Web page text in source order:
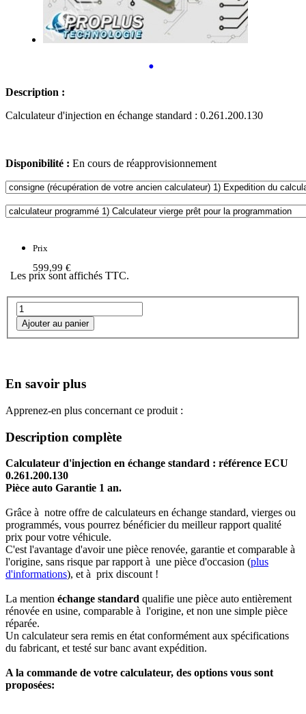
•
Description :
Calculateur d'injection en échange standard : 0.261.200.130
Disponibilité : En cours de réapprovisionnement
Prix
599,99 €
Les prix sont affichés TTC.
En savoir plus
Apprenez-en plus concernant ce produit :
Description complète
Calculateur d'injection en échange standard : référence ECU
0.261.200.130
Pièce auto Garantie 1 an.
Grâce à notre offre de calculateurs en échange standard, vierges ou
programmés, vous pourrez bénéficier du meilleur rapport qualité
prix pour votre véhicule.
C'est l'avantage d'avoir une pièce renovée, garantie et comparable à
l'origine, sans risque par rapport à une pièce d'occasion (plus
d'informations), et à prix discount !
La mention échange standard qualifie une pièce auto entièrement
rénovée en usine, comparable à l'origine, et non une simple pièce
réparée.
Un calculateur sera remis en état conformément aux spécifications
du fabricant, et testé sur banc avant expédition.
A la commande de votre calculateur, des options vous sont
proposées: